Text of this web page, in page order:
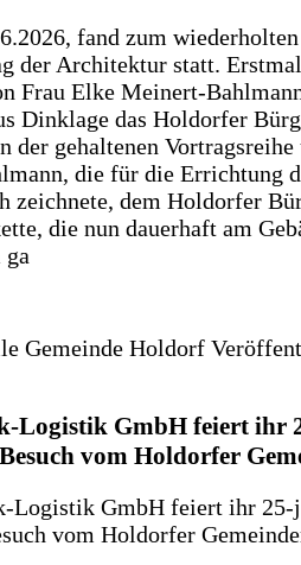
fand zum
der Architektur statt.
Frau Elke Meinert-
Dinklage das Holdorfer
der gehaltenen
die für die Errichtung
zeichnete, dem Holdorfer
die nun dauerhaft am
ga
Gemeinde Holdorf
Logistik GmbH feiert ihr
vom Holdorfer